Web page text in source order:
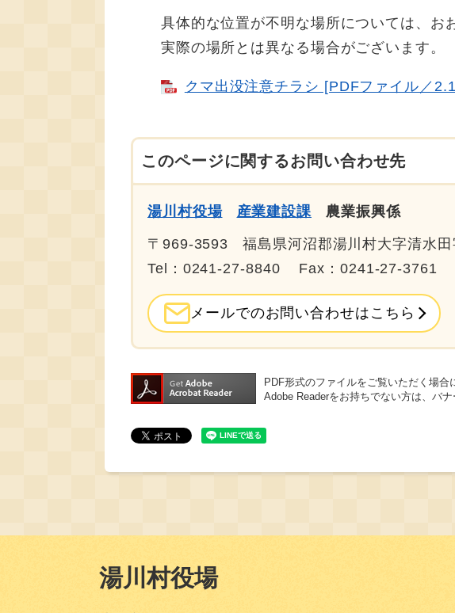
具体的な位置が不明な場所については、おお
実際の場所とは異なる場合がございます。
クマ出没注意チラシ [PDFファイル／
このページに関するお問い合わせ先
湯川村役場 産業建設課 農業振興係
〒969-3593
福島県河沼郡湯川村大字清水
Tel：0241-27-8840
Fax：0241-27-3761
メールでのお問い合わせはこちら
PDF形式のファイルをご覧いただく場合
Adobe Readerをお持ちでない方は、バ
湯川村役場